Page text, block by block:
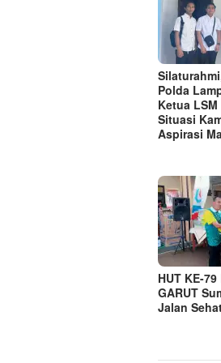
Polda
Ketua
Situasi
Aspirasi
HUT KE-79
GARUT
Jalan